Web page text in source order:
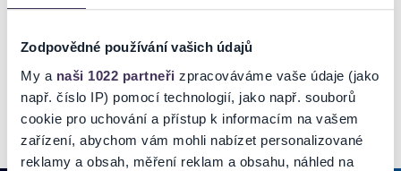
Zodpovědné používání vašich údajů
My a naši 1022 partneři zpracováváme vaše údaje (jako
např. číslo IP) pomocí technologií, jako např. souborů
cookie pro uchování a přístup k informacím na vašem
zařízení, abychom vám mohli nabízet personalizované
reklamy a obsah, měření reklam a obsahu, náhled na